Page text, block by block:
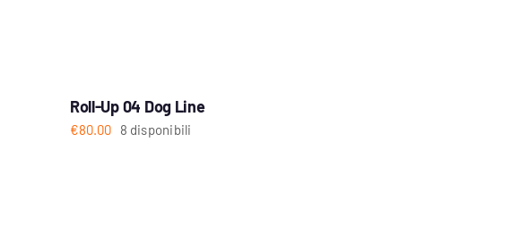
Roll-Up 04 Dog Line
€80.00 8 disponibili